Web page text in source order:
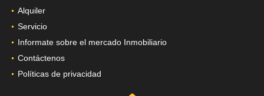
Alquiler
Servicio
Informate sobre el mercado Inmobiliario
Contáctenos
Políticas de privacidad